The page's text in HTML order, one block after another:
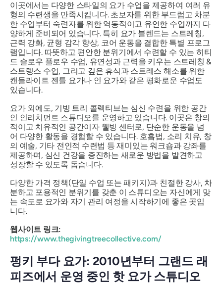
이곳에서는 다양한 스타일의 요가 수업을 제공하여 여러 유
형의 수련생을 만족시킵니다. 초보자를 위한 부드럽고 차분
한 수업부터 숙련자를 위한 역동적이고 유연한 수업까지 다
양하게 준비되어 있습니다. 특히 요가 블렌드는 스트레칭,
근력 강화, 균형 감각 향상, 코어 운동을 결합한 특별 프로그
램입니다. 따뜻하고 편안한 분위기에서 수련할 수 있는 히티
드 슬로우 플로우 수업, 유연성과 근력을 키우는 스트레칭 &
스트렝스 수업, 그리고 깊은 휴식과 스트레스 해소를 위한
캔들라이트 젠틀 요가나 인 요가와 같은 평화로운 수업도
있습니다.
요가 외에도, 기빙 트리 콜렉티브는 심신 수련을 위한 공간
인 인리치먼트 스튜디오를 운영하고 있습니다. 이곳은 창의
적이고 치유적인 공간이자 웰빙 센터로, 단순한 운동을 넘
어 다양한 활동을 경험할 수 있습니다. 호흡법, 소리 치유, 창
의 예술, 기타 전인적 수련법 등 재미있는 워크숍과 강좌를
제공하며, 심신 건강을 증진하는 새로운 방법을 발견하고
성장할 수 있도록 돕습니다.
다양한 가격 정책(단일 수업 또는 패키지)과 친절한 강사, 차
분하고 포용적인 분위기를 갖춘 이 스튜디오는 자신에게 맞
는 속도로 요가와 자기 관리 여정을 시작하기에 좋은 곳입
니다.
웹사이트 링크:
https://www.thegivingtreecollective.com/
펑키 부다 요가: 2010년부터 그랜드 래
피즈에서 운영 중인 핫 요가 스튜디오